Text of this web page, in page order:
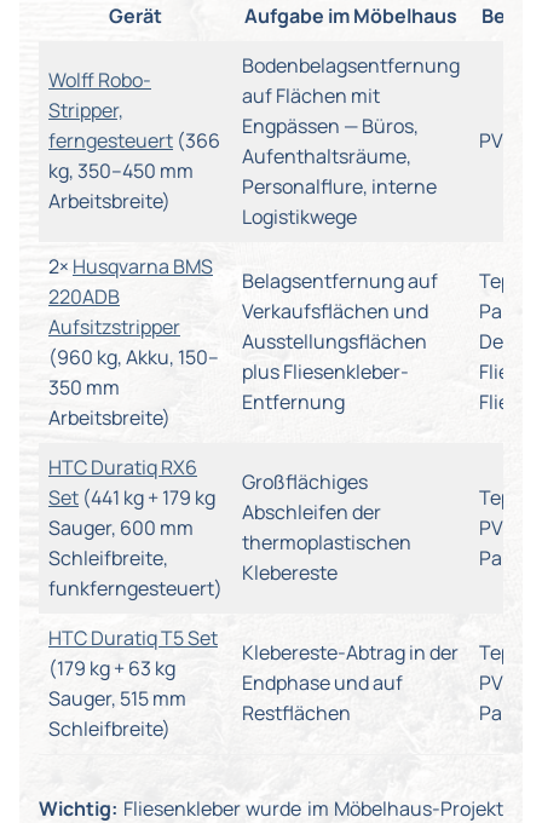
Gerät Aufgabe im Möbelhaus
Wolff Robo-
Stripper,
ferngesteuert (366
kg, 350–450 mm
Arbeitsbreite)
Bodenbelagsentfernung
auf Flächen mit
Engpässen — Büros,
Aufenthaltsräume,
Personalflure, interne
Logistikwege
PVC
2× Husqvarna BMS
220ADB
Aufsitzstripper
(960 kg, Akku, 150–
350 mm
Arbeitsbreite)
Belagsentfernung auf
Verkaufsflächen und
Ausstellungsflächen
plus Fliesenkleber-
Entfernung
HTC Duratiq RX6
Set (441 kg + 179 kg
Sauger, 600 mm
Schleifbreite,
funkferngesteuert)
Großflächiges
Abschleifen der
thermoplastischen
Klebereste
PVC-,
HTC Duratiq T5 Set
(179 kg + 63 kg
Sauger, 515 mm
Schleifbreite)
Klebereste-Abtrag in der
Endphase und auf
Restflächen
PVC-,
Wichtig: Fliesenkleber wurde im Möbelhaus-Projekt